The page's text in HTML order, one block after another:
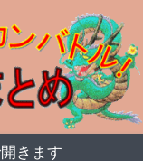
きます